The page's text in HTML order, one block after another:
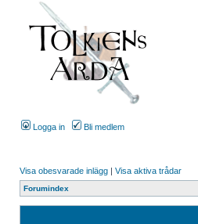
Logga in Bli medlem
Visa obesvarade inlägg | Visa aktiva trådar
Forumindex